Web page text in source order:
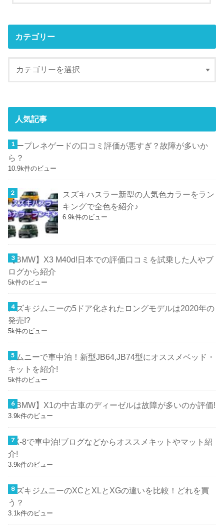
カテゴリー
人気記事
ジープレネゲードの口コミ評価が悪すぎ？故障が多いか
ら？
10.9k件のビュー
スズキハスラー新型の人気色カラーをラン
キングで全色を紹介♪
6.9k件のビュー
【BMW】X3 M40d!日本での評価口コミを試乗した人やブ
ログから紹介
5k件のビュー
スズキジムニーの5ドア化されたロングモデルは2020年の
発売!?
5k件のビュー
ジムニーで車中泊！新型JB64,JB74型にオススメベッド・
キットを紹介!
5k件のビュー
【BMW】X1の中古車のディーゼルは故障が多いのか評価!
3.9k件のビュー
CX-8で車中泊!ブログなどからオススメキットやマット紹
介!
3.9k件のビュー
スズキジムニーのXCとXLとXGの違いを比較！どれを買
う？
3.1k件のビュー